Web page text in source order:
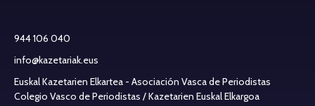
944 106 040
info@kazetariak.eus
Euskal Kazetarien Elkartea - Asociación Vasca de Periodistas
Colegio Vasco de Periodistas / Kazetarien Euskal Elkargoa